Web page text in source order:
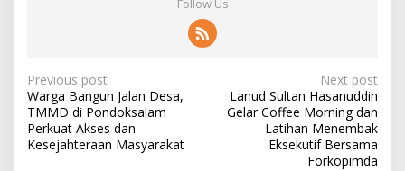
Follow Us
Post
navigation
Previous post
Warga Bangun Jalan Desa,
TMMD di Pondoksalam
Perkuat Akses dan
Kesejahteraan Masyarakat
Next post
Lanud Sultan Hasanuddin
Gelar Coffee Morning dan
Latihan Menembak
Eksekutif Bersama
Forkopimda